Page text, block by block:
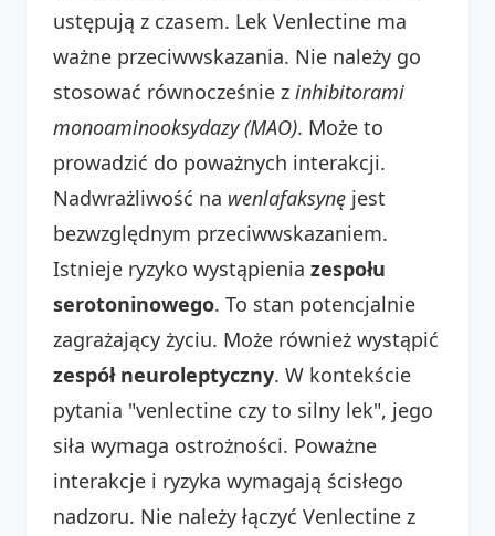
ustępują z czasem. Lek Venlectine ma
ważne przeciwwskazania. Nie należy go
stosować równocześnie z inhibitorami
monoaminooksydazy (MAO). Może to
prowadzić do poważnych interakcji.
Nadwrażliwość na wenlafaksynę jest
bezwzględnym przeciwwskazaniem.
Istnieje ryzyko wystąpienia zespołu
serotoninowego. To stan potencjalnie
zagrażający życiu. Może również wystąpić
zespół neuroleptyczny. W kontekście
pytania "venlectine czy to silny lek", jego
siła wymaga ostrożności. Poważne
interakcje i ryzyka wymagają ścisłego
nadzoru. Nie należy łączyć Venlectine z